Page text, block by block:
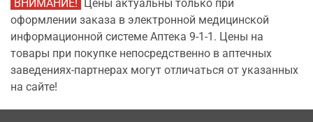
ВНИМАНИЕ! Цены актуальны только при
оформлении заказа в электронной медицинской
информационной системе Аптека 9-1-1. Цены на
товары при покупке непосредственно в аптечных
заведениях-партнерах могут отличаться от указанных
на сайте!